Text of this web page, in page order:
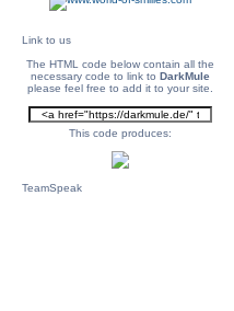
Link to us
The HTML code below contain all the
necessary code to link to DarkMule
please feel free to add it to your site.
This code produces:
TeamSpeak